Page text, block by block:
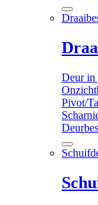
Deur in
Pivot/